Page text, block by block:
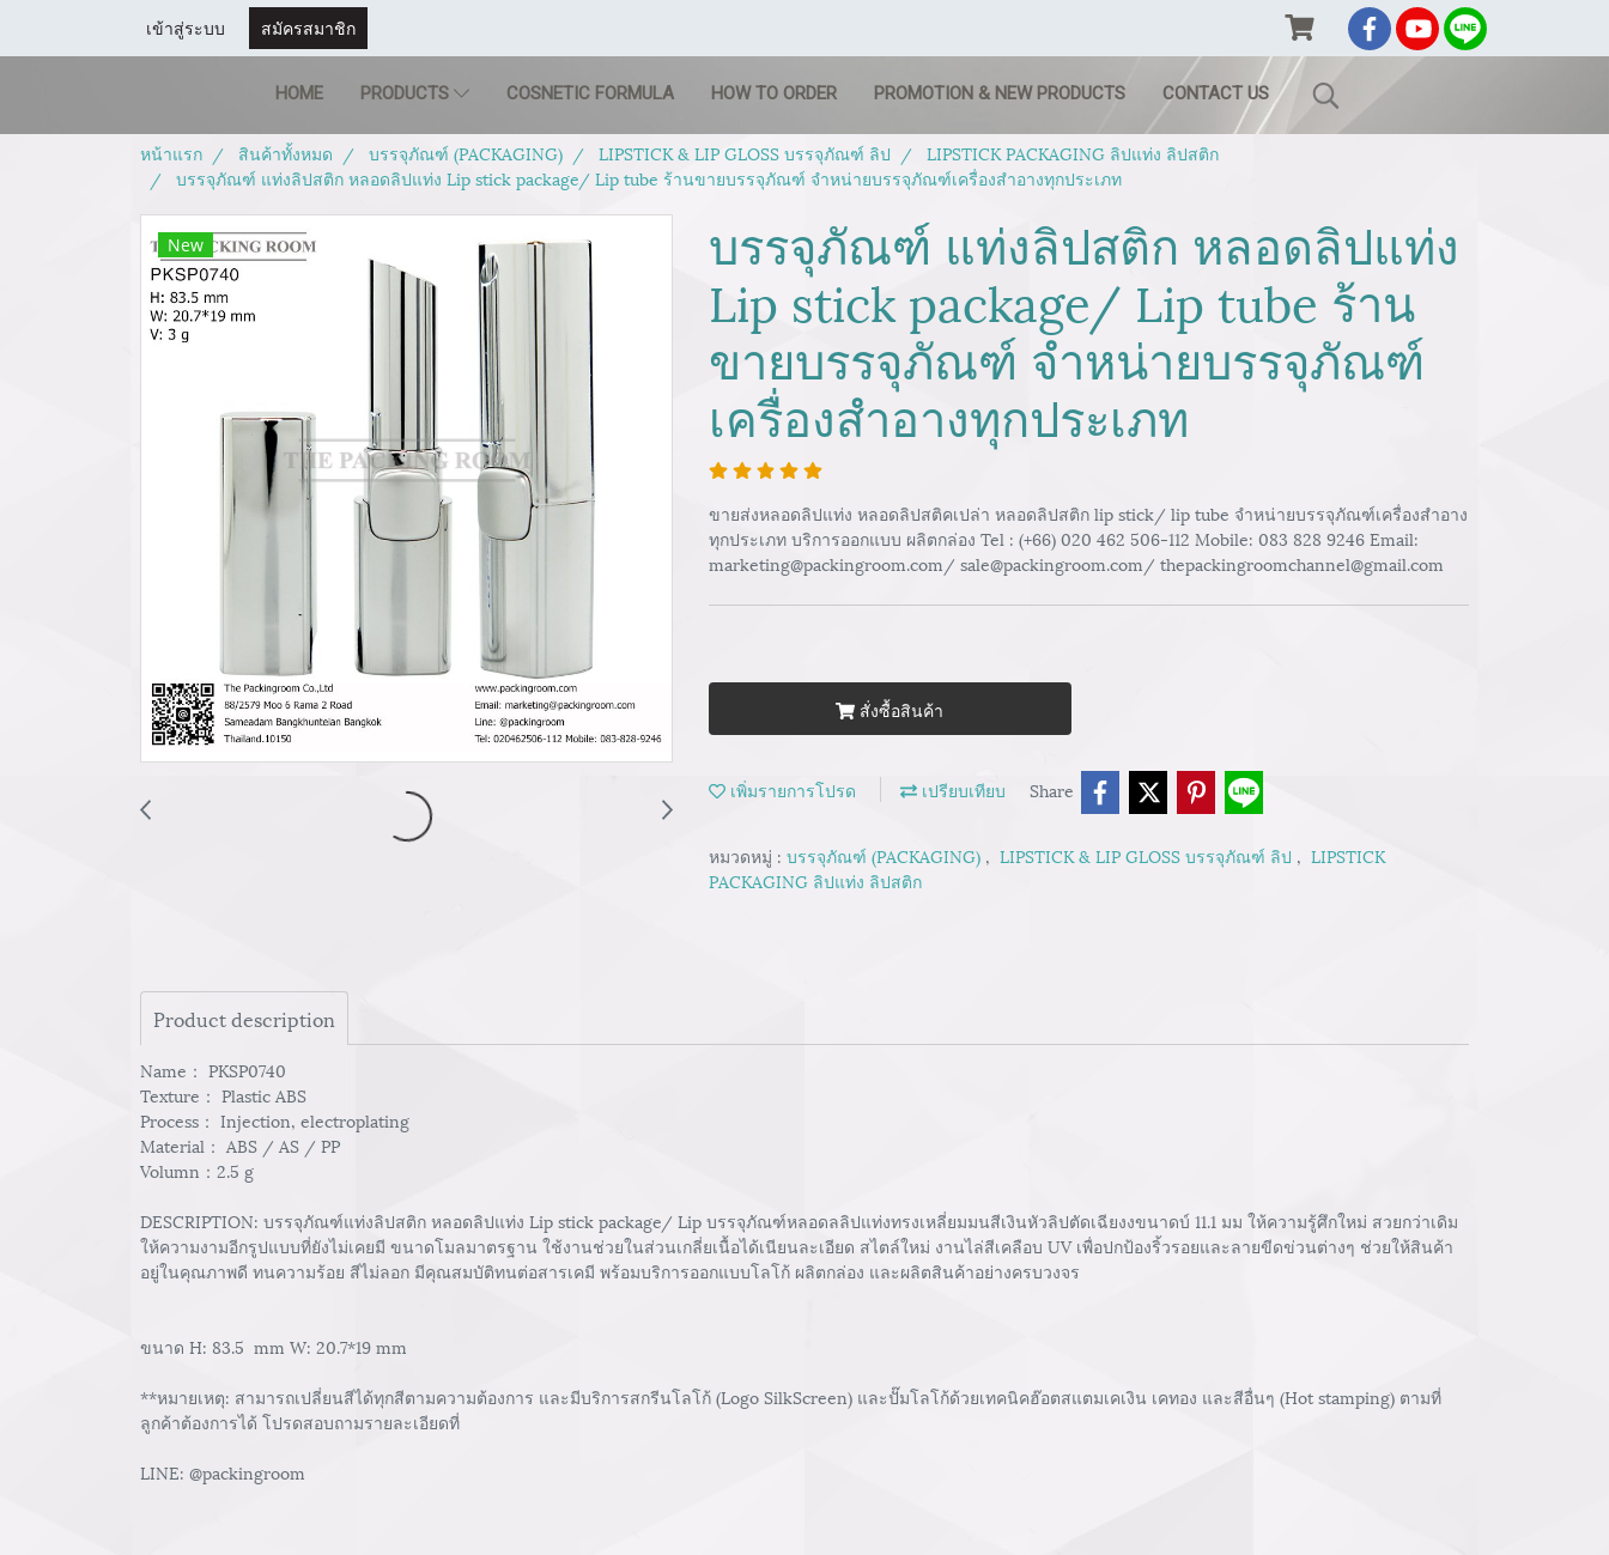
เข้าสู่ระบบ สมัครสมาชิก
HOME PRODUCTS COSNETIC FORMULA HOW TO ORDER PROMOTION & NEW PRODUCTS CONTACT US
หน้าแรก สินค้าทั้งหมด บรรจุภัณฑ์ (PACKAGING) LIPSTICK & LIP GLOSS บรรจุภัณฑ์ ลิป
LIPSTICK PACKAGING ลิปแท่ง ลิปสติก
บรรจุภัณฑ์ แท่งลิปสติก หลอดลิปแท่ง Lip stick package/ Lip tube ร้านขายบรรจุภัณฑ์ จำหน่ายบรรจุภัณฑ์เครื่องสำอางทุกประเภท
New
บรรจุภัณฑ์ แท่งลิปสติก หลอดลิปแท่ง
Lip stick package/ Lip tube ร้าน
ขายบรรจุภัณฑ์ จำหน่ายบรรจุภัณฑ์
เครื่องสำอางทุกประเภท
ขายส่งหลอดลิปแท่ง หลอดลิปสติคเปล่า หลอดลิปสติก lip stick/ lip tube จำหน่ายบรรจุภัณฑ์เครื่องสำอาง
ทุกประเภท บริการออกแบบ ผลิตกล่อง Tel : (+66) 020 462 506-112 Mobile: 083 828 9246 Email:
marketing@packingroom.com/ sale@packingroom.com/ thepackingroomchannel@gmail.com
สั่งซื้อสินค้า
เพิ่มรายการโปรด เปรียบเทียบ Share
หมวดหมู่ : บรรจุภัณฑ์ (PACKAGING) , LIPSTICK & LIP GLOSS บรรจุภัณฑ์ ลิป , LIPSTICK
PACKAGING ลิปแท่ง ลิปสติก
Product description
Name： PKSP0740
Texture： Plastic ABS
Process： Injection, electroplating
Material： ABS / AS / PP
Volumn：2.5 g
DESCRIPTION: บรรจุภัณฑ์แท่งลิปสติก หลอดลิปแท่ง Lip stick package/ Lip บรรจุภัณฑ์หลอดลลิปแท่งทรงเหลี่ยมมนสีเงินหัวลิปตัดเฉียงงขนาดบ์ 11.1 มม ให้ความรู้ศึกใหม่ สวยกว่าเดิม
ให้ความงามอีกรูปแบบที่ยังไม่เคยมี ขนาดโมลมาตรฐาน ใช้งานช่วยในส่วนเกลี่ยเนื้อได้เนียนละเอียด สไตล์ใหม่ งานไล่สีเคลือบ UV เพื่อปกป้องริ้วรอยและลายขีดข่วนต่างๆ ช่วยให้สินค้า
อยู่ในคุณภาพดี ทนความร้อย สีไม่ลอก มีคุณสมบัติทนต่อสารเคมี พร้อมบริการออกแบบโลโก้ ผลิตกล่อง และผลิตสินค้าอย่างครบวงจร
ขนาด H: 83.5 mm W: 20.7*19 mm
**หมายเหตุ: สามารถเปลี่ยนสีได้ทุกสีตามความต้องการ และมีบริการสกรีนโลโก้ (Logo SilkScreen) และปั๊มโลโก้ด้วยเทคนิคฮ๊อตสแตมเคเงิน เคทอง และสีอื่นๆ (Hot stamping) ตามที่
ลูกค้าต้องการได้ โปรดสอบถามรายละเอียดที่
LINE: @packingroom